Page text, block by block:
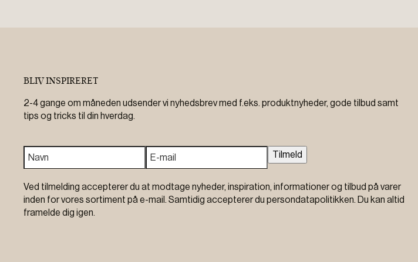
BLIV INSPIRERET
2-4 gange om måneden udsender vi nyhedsbrev med f.eks. produktnyheder, gode tilbud samt
tips og tricks til din hverdag.
Tilmeld
Ved tilmelding accepterer du at modtage nyheder, inspiration, informationer og tilbud på varer
inden for vores sortiment på e-mail. Samtidig accepterer du persondatapolitikken. Du kan altid
framelde dig igen.